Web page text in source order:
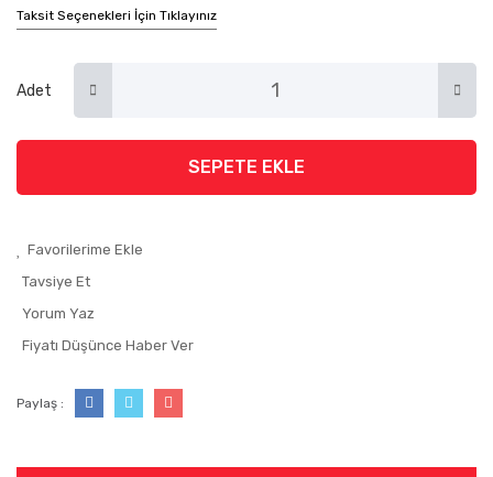
Taksit Seçenekleri İçin Tıklayınız
Adet
SEPETE EKLE
Tavsiye Et
Yorum Yaz
Fiyatı Düşünce Haber Ver
Paylaş :